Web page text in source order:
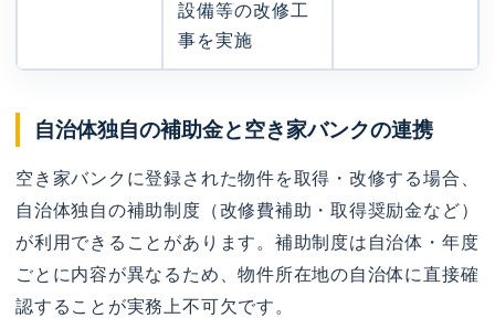
設備等の改修工
事を実施
自治体独自の補助金と空き家バンクの連携
空き家バンクに登録された物件を取得・改修する場合、
自治体独自の補助制度（改修費補助・取得奨励金など）
が利用できることがあります。補助制度は自治体・年度
ごとに内容が異なるため、物件所在地の自治体に直接確
認することが実務上不可欠です。